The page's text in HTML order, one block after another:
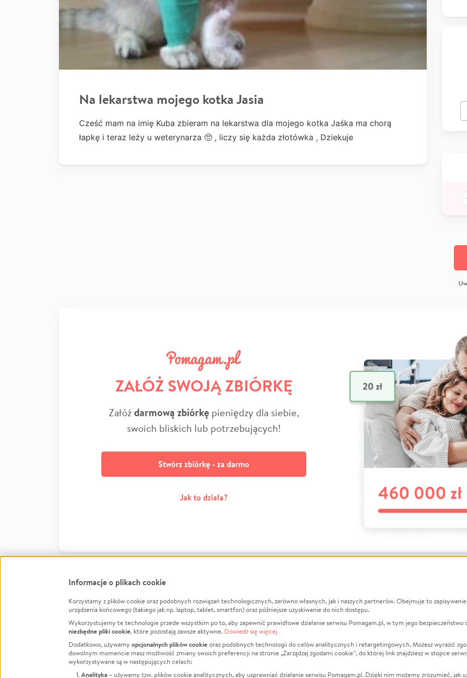
Na lekarstwa mojego kotka Jasia
Cześć mam na imię Kuba zbieram na lekarstwa dla mojego kotka Jaśka ma chorą
łapkę i teraz leży u weterynarza 🥺 , liczy się każda złotówka , Dziekuje
ZAŁÓŻ SWOJĄ ZBIÓRKĘ
Załóżdarmową zbiórkępieniędzy dla siebie,
swoich bliskich lub potrzebujących!
Stwórz zbiórkę - za darmo
Jak to działa?
FacebookTwitter Instagram
LinkedInTikTok Youtube
Informacje
Jak to działa?
Regulamin
Polityka Prywatności
O nas
Opinie
Raporty
Za darmo
Zbieraj na
Leczenie
Zwierzęta
Pożar
Informacje o plikach cookie
Korzystamy z plików cookie oraz podobnych rozwiązań technologicznych, zarówno własnych, jak i naszych partnerów. Obejmuje to
urządzenia końcowego (takiego jak np. laptop, tablet, smartfon) oraz późniejsze uzyskiwanie do nich dostępu.
Wykorzystujemy te technologie przede wszystkim po to, aby zapewnić prawidłowe działanie serwisu Pomagam.pl, w tym jego
niezbędne pliki cookie, które pozostają zawsze aktywne. Dowiedz się więcej
Dodatkowo, używamy opcjonalnych plików cookieoraz podobnych technologii do celów analitycznych i retargetingowych. Możesz wyrazić
dowolnym momencie masz możliwość zmiany swoich preferencji na stronie „Zarządzaj zgodami cookie”, do której link znajdziesz w stopce
wykorzystywane są w następujących celach:
Analityka – używamy tzw. plików cookie analitycznych, aby usprawniać działanie serwisu Pomagam.pl. Dzięki nim możemy zrozumieć, jak